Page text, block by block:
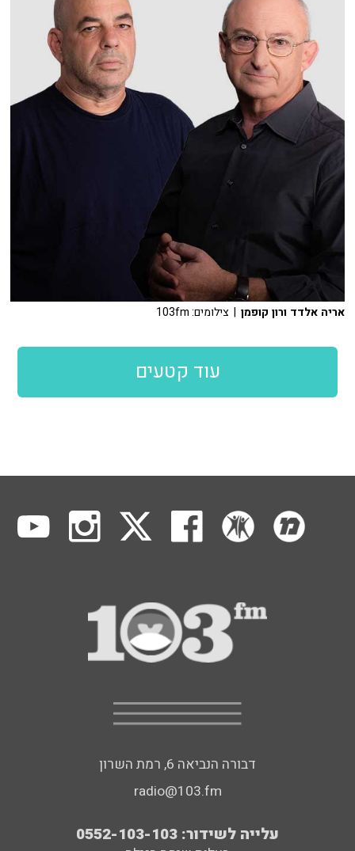
אריה אלדד ורון קופמן | צילומים: 103fm
עוד קטעים
דבורה הנביאה 6, רמת השרון
radio@103.fm
עלייה לשידור: 0552-103-103